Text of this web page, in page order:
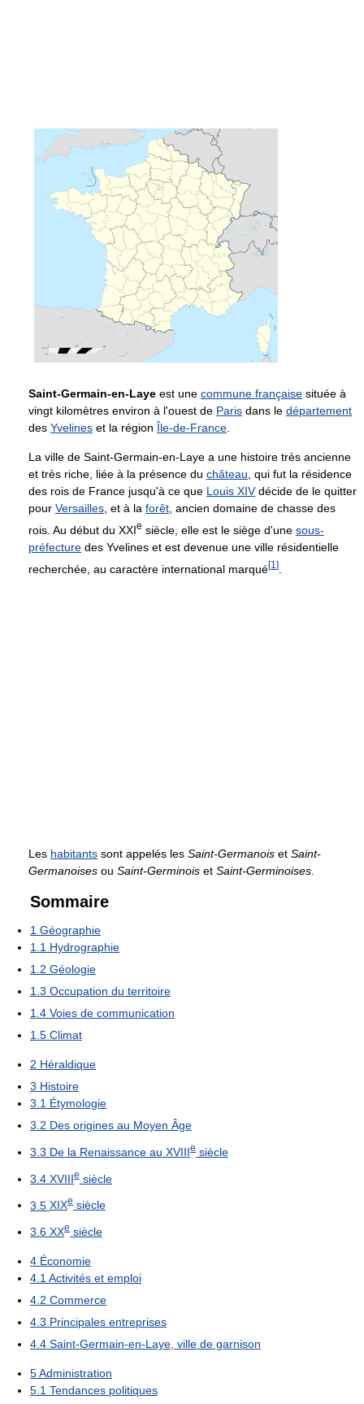
Saint-Germain-en-Laye est une commune française située à
vingt kilomètres environ à l'ouest de Paris dans le département
des Yvelines et la région Île-de-France
La ville de Saint-Germain-en-Laye a une histoire très ancienne
et très riche, liée à la présence du château , qui fut la résidence
des rois de France jusqu'à ce que Louis XIVdécide de le quitter
pour Versailles , et à la forêt , ancien domaine de chasse des
rois. Au début du XXIe siècle, elle est le siège d'une sous-
préfecture des Yvelines et est devenue une ville résidentielle
recherchée, au caractère international marqué[1 ]
Les habitants sont appelés les Saint-Germanois et Saint-
Germanoises ou Saint-Germinois et Saint-Germinoises.
Sommaire
1 Géographie
1.1 Hydrographie
1.2 Géologie
1.3 Occupation du territoire
1.4 Voies de communication
1.5 Climat
2 Héraldique
3 Histoire
3.1 Étymologie
3.2 Des origines au Moyen Âge
3.3 De la Renaissance au XVIIIe siècle
3.4 XVIIIe siècle
3.5 XIXe siècle
3.6 XXe siècle
4 Économie
4.1 Activités et emploi
4.2 Commerce
4.3 Principales entreprises
4.4 Saint-Germain-en-Laye, ville de garnison
5Administration
5.1 Tendances politiques